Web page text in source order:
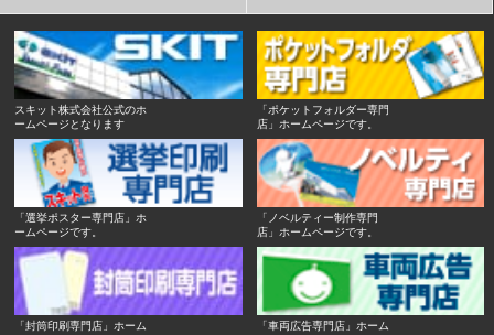
スキット株式会社公式のホ
ームページとなります
「ポケットフォルダー専門
店」ホームページです。
「選挙ポスター専門店」ホ
ームページです。
「ノベルティー制作専門
店」ホームページです。
「封筒印刷専門店」ホーム
「車両広告専門店」ホーム